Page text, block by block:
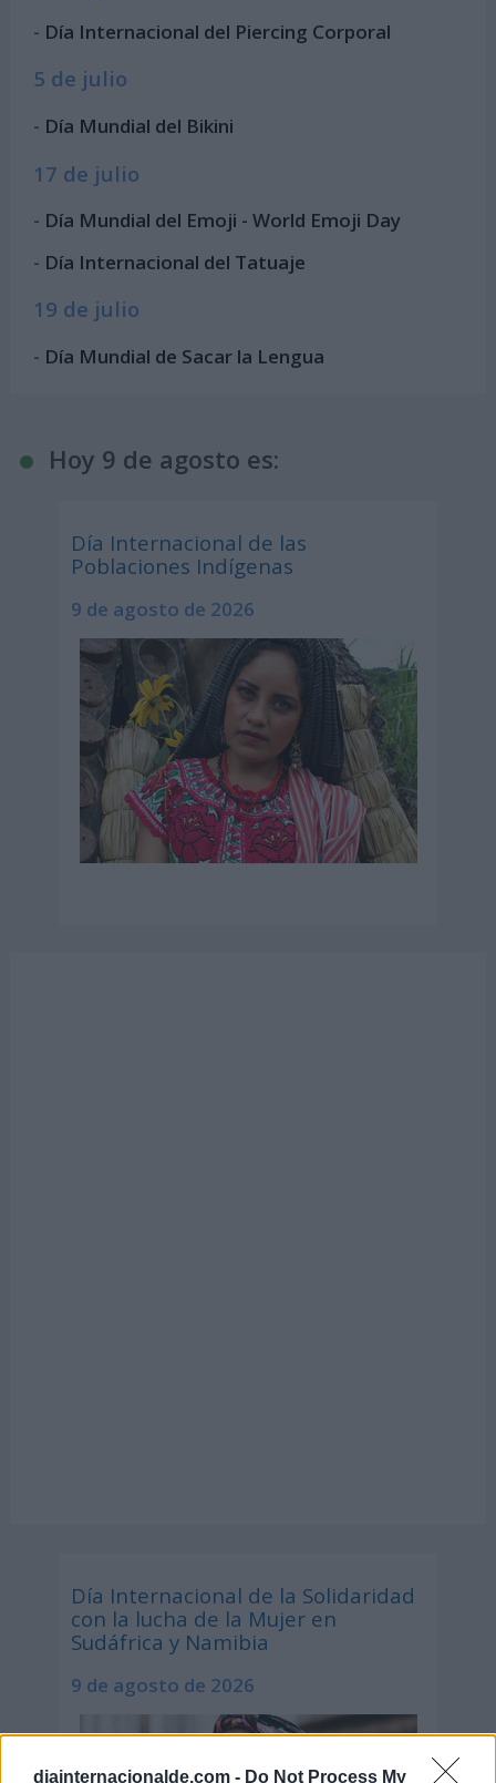
diainternacionalde.com - Do Not Process My
- Día Internacional del Piercing Corporal
5 de julio
- Día Mundial del Bikini
17 de julio
- Día Mundial del Emoji - World Emoji Day
- Día Internacional del Tatuaje
19 de julio
- Día Mundial de Sacar la Lengua
Hoy 9 de agosto es:
Día Internacional de las
Poblaciones Indígenas
9 de agosto de 2026
Día Internacional de la Solidaridad
con la lucha de la Mujer en
Sudáfrica y Namibia
9 de agosto de 2026